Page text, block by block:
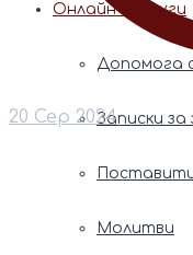
Онлайн послуги
Допомога
Записки за
Поставити
Молитви
20 Сер 2024